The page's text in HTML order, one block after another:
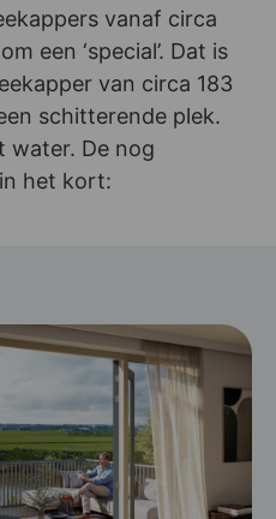
vanaf circa
een ‘special’. Dat is
van circa 183
schitterende plek.
water. De nog
het kort: